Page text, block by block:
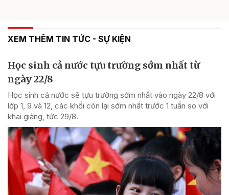
XEM THÊM TIN TỨC - SỰ KIỆN
Học sinh cả nước tựu trường sớm nhất từ
ngày 22/8
Học sinh cả nước sẽ tựu trường sớm nhất vào ngày 22/8 với
lớp 1, 9 và 12, các khối còn lại sớm nhất trước 1 tuần so với
khai giảng, tức 29/8.